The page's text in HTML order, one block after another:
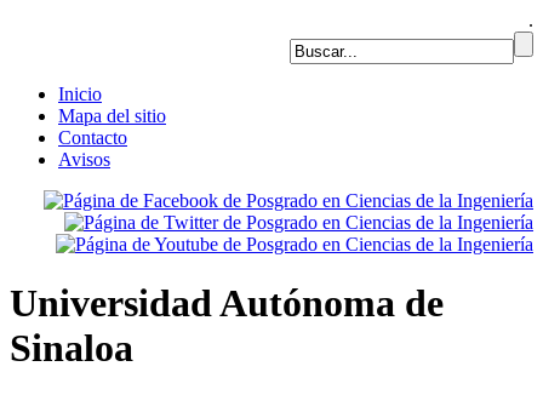
.
Inicio
Mapa del sitio
Contacto
Avisos
Universidad Autónoma de
Sinaloa